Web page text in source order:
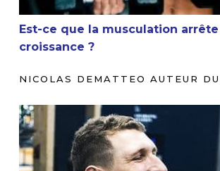
Est-ce que la musculation arrête
croissance ?
NICOLAS DEMATTEO AUTEUR